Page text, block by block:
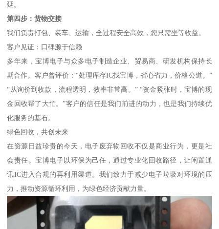
延。
第四步：货物交接
我们负责打包、装车、运输，全过程安全高效，您只需坐等收益。
客户见证：口碑源于信赖
多年来，宝博电子与众多电子制造企业、贸易商、研发机构保持长
期合作。客户曾评价：“处理库存IC找宝博，省心省力，价格公道。”
“从询价到收款，流程透明，效率非常高。” “资金紧张时，宝博的现
金回收帮了大忙。”客户的信任是我们前进的动力，也是我们持续优
化服务的基石。
绿色回收，共创未来
在资源日益珍贵的今天，电子废弃物回收不仅是商业行为，更是社
会责任。宝博电子以环保为己任，通过专业化回收路径，让闲置通
讯IC进入合规的再利用渠道。我们致力于减少电子垃圾对环境的压
力，推动资源循环利用，为绿色经济贡献力量。